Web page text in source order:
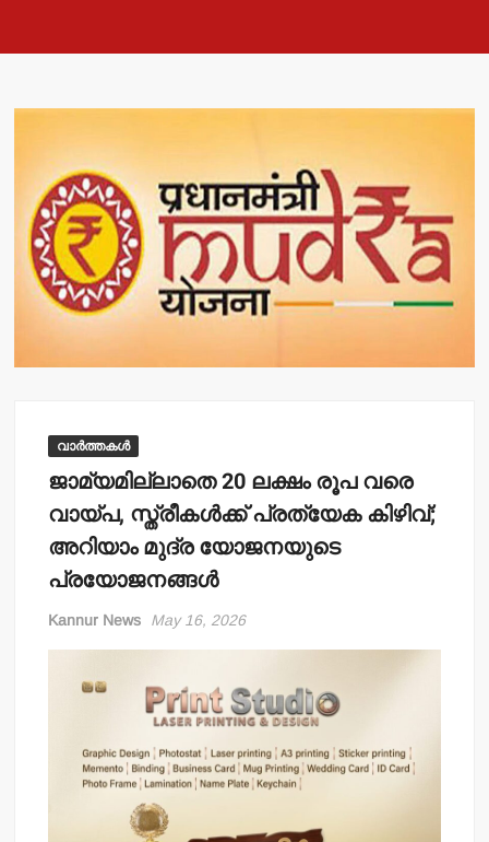
വാർത്തകൾ
ജാമ്യമില്ലാതെ 20 ലക്ഷം രൂപ വരെ
വായ്പ, സ്ത്രീകള്‍ക്ക് പ്രത്യേക കിഴിവ്;
അറിയാം മുദ്ര യോജനയുടെ
പ്രയോജനങ്ങള്‍
Kannur News May 16, 2026